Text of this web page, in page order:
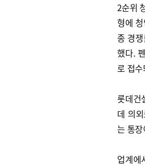
2순위
형에
종 경
했다.
로 접
롯데건
데 의
는 통
업계에